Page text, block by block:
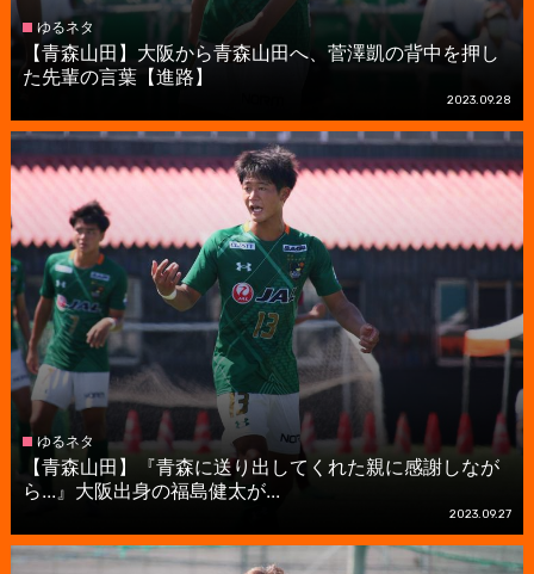
ゆるネタ
【青森山田】大阪から青森山田へ、菅澤凱の背中を押し
た先輩の言葉【進路】
2023.09.28
ゆるネタ
【青森山田】『青森に送り出してくれた親に感謝しなが
ら...』大阪出身の福島健太が...
2023.09.27